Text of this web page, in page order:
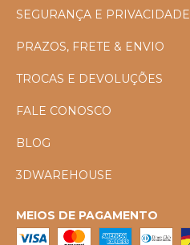
SEGURANÇA E PRIVACIDADE
PRAZOS, FRETE & ENVIO
TROCAS E DEVOLUÇÕES
FALE CONOSCO
BLOG
3DWAREHOUSE
MEIOS DE PAGAMENTO